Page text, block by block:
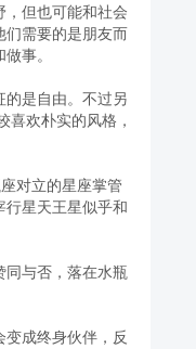
但也可能和社会
们需要的是朋友而
事。
是自由。不过另
欢朴实的风格，
对立的星座掌管
行星天王星似乎和
与否，落在水瓶
成终身伙伴，反